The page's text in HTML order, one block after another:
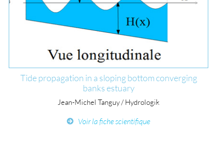
Tide propagation in a sloping bottom converging
banks estuary
Jean-Michel Tanguy / Hydrologik
Voir la fiche scientifique